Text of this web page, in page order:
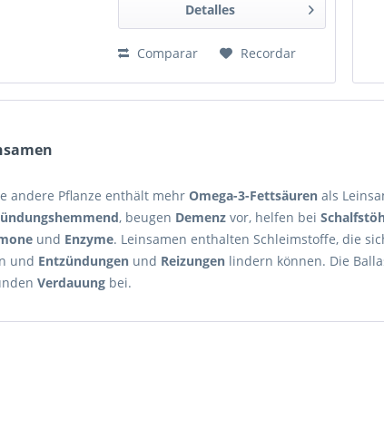
Detalles
Comparar Recordar
andere Pflanze enthält mehr Omega-3-Fettsäuren als
, beugen Demenz vor, helfen bei
und Enzyme. Leinsamen enthalten Schleimstoffe, die
und Entzündungen und Reizungen lindern können. Die
Verdauung bei.